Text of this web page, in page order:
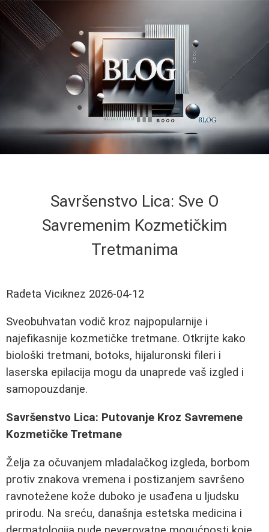
Savršenstvo Lica: Sve O
Savremenim Kozmetičkim
Tretmanima
Radeta Viciknez 2026-04-12
Sveobuhvatan vodič kroz najpopularnije i
najefikasnije kozmetičke tretmane. Otkrijte kako
biološki tretmani, botoks, hijaluronski fileri i
laserska epilacija mogu da unaprede vaš izgled i
samopouzdanje.
Savršenstvo Lica: Putovanje Kroz Savremene
Kozmetičke Tretmane
Želja za očuvanjem mladalačkog izgleda, borbom
protiv znakova vremena i postizanjem savršeno
ravnotežene kože duboko je usađena u ljudsku
prirodu. Na sreću, današnja estetska medicina i